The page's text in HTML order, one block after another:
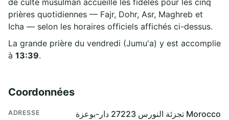
prières quotidiennes — Fajr, Dohr, Asr, Maghreb et
Icha — selon les horaires officiels affichés ci-dessus.
La grande prière du vendredi (Jumu'a) y est accomplie
à 13:39.
Coordonnées
ADRESSE
تجزئة النورس 27223 دار-بوعزة Morocco